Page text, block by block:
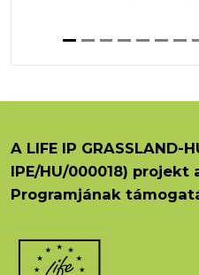
A LIFE IP GRASSLAND-
IPE/HU/000018) projekt
Programjának